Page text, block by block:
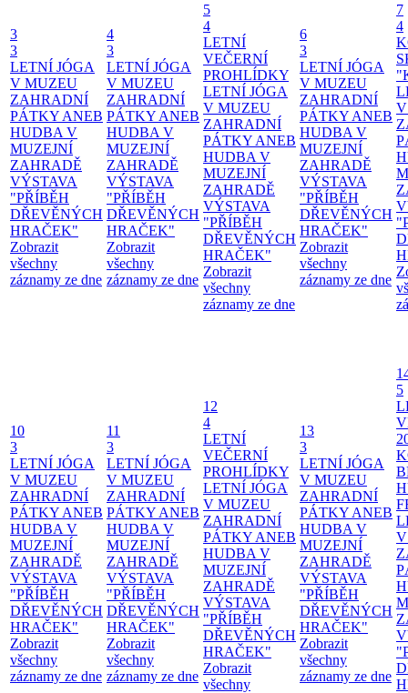
3
3
LETNÍ JÓGA
V MUZEU
ZAHRADNÍ
PÁTKY ANEB
HUDBA V
MUZEJNÍ
ZAHRADĚ
VÝSTAVA
"PŘÍBĚH
DŘEVĚNÝCH
HRAČEK"
Zobrazit
všechny
záznamy ze dne
4
3
LETNÍ JÓGA
V MUZEU
ZAHRADNÍ
PÁTKY ANEB
HUDBA V
MUZEJNÍ
ZAHRADĚ
VÝSTAVA
"PŘÍBĚH
DŘEVĚNÝCH
HRAČEK"
Zobrazit
všechny
záznamy ze dne
5
4
LETNÍ
VEČERNÍ
PROHLÍDKY
LETNÍ JÓGA
V MUZEU
ZAHRADNÍ
PÁTKY ANEB
HUDBA V
MUZEJNÍ
ZAHRADĚ
VÝSTAVA
"PŘÍBĚH
DŘEVĚNÝCH
HRAČEK"
Zobrazit
všechny
záznamy ze dne
6
3
LETNÍ JÓGA
V MUZEU
ZAHRADNÍ
PÁTKY ANEB
HUDBA V
MUZEJNÍ
ZAHRADĚ
VÝSTAVA
"PŘÍBĚH
DŘEVĚNÝCH
HRAČEK"
Zobrazit
všechny
záznamy ze dne
7
4
10
3
LETNÍ JÓGA
V MUZEU
ZAHRADNÍ
PÁTKY ANEB
HUDBA V
MUZEJNÍ
ZAHRADĚ
VÝSTAVA
"PŘÍBĚH
DŘEVĚNÝCH
HRAČEK"
Zobrazit
všechny
záznamy ze dne
11
3
LETNÍ JÓGA
V MUZEU
ZAHRADNÍ
PÁTKY ANEB
HUDBA V
MUZEJNÍ
ZAHRADĚ
VÝSTAVA
"PŘÍBĚH
DŘEVĚNÝCH
HRAČEK"
Zobrazit
všechny
záznamy ze dne
12
4
LETNÍ
VEČERNÍ
PROHLÍDKY
LETNÍ JÓGA
V MUZEU
ZAHRADNÍ
PÁTKY ANEB
HUDBA V
MUZEJNÍ
ZAHRADĚ
VÝSTAVA
"PŘÍBĚH
DŘEVĚNÝCH
HRAČEK"
Zobrazit
všechny
13
3
LETNÍ JÓGA
V MUZEU
ZAHRADNÍ
PÁTKY ANEB
HUDBA V
MUZEJNÍ
ZAHRADĚ
VÝSTAVA
"PŘÍBĚH
DŘEVĚNÝCH
HRAČEK"
Zobrazit
všechny
záznamy ze dne
5